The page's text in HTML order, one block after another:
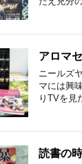
アロマ
ニールズ
マには興
りTVを見
読書の